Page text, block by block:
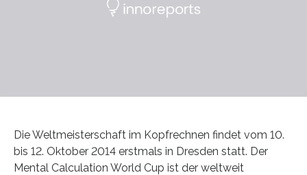
Die Weltmeisterschaft im Kopfrechnen findet vom 10.
bis 12. Oktober 2014 erstmals in Dresden statt. Der
Mental Calculation World Cup ist der weltweit